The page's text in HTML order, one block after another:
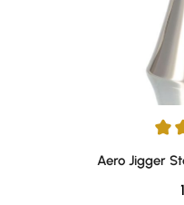
Durchschnittliche
Aero Jigger